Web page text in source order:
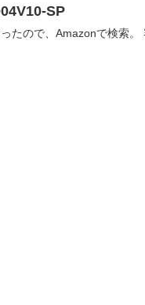
SP
こ、お値段そこそこという事で、「SILICON POWER